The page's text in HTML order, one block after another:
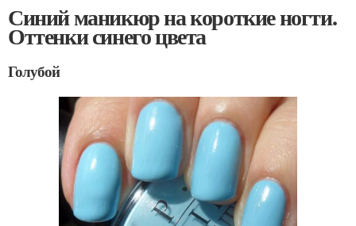
Синий маникюр на короткие ногти.
Оттенки синего цвета
Голубой